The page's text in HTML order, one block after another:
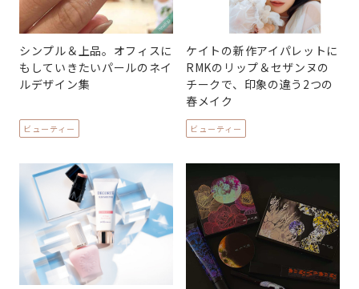
シンプル＆上品。オフィスに
もしていきたいパールのネイ
ルデザイン集
ビューティー
ケイトの新作アイパレットに
RMKのリップ＆セザンヌの
チークで、印象の違う2つの
春メイク
ビューティー